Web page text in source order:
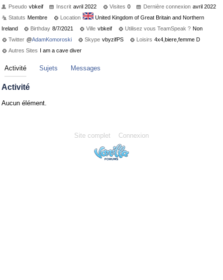
Pseudo vbkeif Inscrit avril 2022 Visites 0 Dernière connexion avril 2022
Statuts Membre Location
United Kingdom of Great Britain and Northern
Ireland
Birthday 8/7/2021 Ville vbkeif Utilisez vous TeamSpeak ? Non
Twitter @AdamKomoroski Skype vbyzifPS Loisirs 4x4,biere,femme D
Autres Sites I am a cave diver
Activité Sujets Messages
Activité
Aucun élément.
Site complet Connexion